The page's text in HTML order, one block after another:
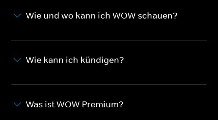
Wie und wo kann ich WOW schauen?
Wie kann ich kündigen?
Was ist WOW Premium?